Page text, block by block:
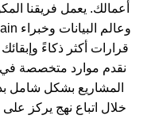
أعمالك. يعمل فريقنا
قرارات أكثر ذكاءً
نقدم موارد متخصصة في
المشاريع بشكل شامل
خلال اتباع نهج يركز